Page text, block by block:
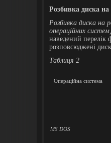
Розбивка диска на
Розбивка диска на
операційних
наведений перелік
розповсюджені
Таблиця 2
Операційна система
MS DOS